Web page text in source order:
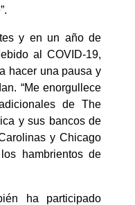
y en un año de
al COVID-19,
hacer una pausa y
“Me enorgullece
de The
y sus bancos de
y Chicago
hambrientos de
ha participado